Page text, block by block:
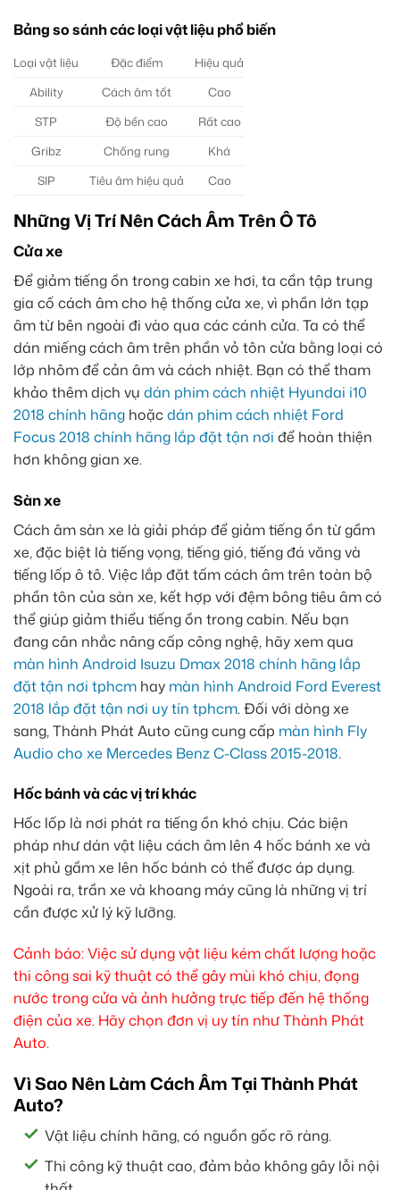
Bảng so sánh các loại vật liệu phổ biến
Loại vật liệu Đặc điểm
Hiệu quả
Ability
Cách âm tốt
Cao
STP
Độ bền cao
Rất cao
Gribz
Chống rung
Khá
SIP
Tiêu âm hiệu quả Cao
Những Vị Trí Nên Cách Âm Trên Ô Tô
Cửa xe
Để giảm tiếng ồn trong cabin xe hơi, ta cần tập trung
gia cố cách âm cho hệ thống cửa xe, vì phần lớn tạp
âm từ bên ngoài đi vào qua các cánh cửa. Ta có thể
dán miếng cách âm trên phần vỏ tôn cửa bằng loại có
lớp nhôm để cản âm và cách nhiệt. Bạn có thể tham
khảo thêm dịch vụ dán phim cách nhiệt Hyundai i10
2018 chính hãng hoặcdán phim cách nhiệt Ford
Focus 2018 chính hãng lắp đặt tận nơi để hoàn thiện
hơn không gian xe.
Sàn xe
Cách âm sàn xe là giải pháp để giảm tiếng ồn từ gầm
xe, đặc biệt là tiếng vọng, tiếng gió, tiếng đá văng và
tiếng lốp ô tô. Việc lắp đặt tấm cách âm trên toàn bộ
phần tôn của sàn xe, kết hợp với đệm bông tiêu âm có
thể giúp giảm thiểu tiếng ồn trong cabin. Nếu bạn
đang cân nhắc nâng cấp công nghệ, hãy xem qua
màn hình Android Isuzu Dmax 2018 chính hãng lắp
đặt tận nơi tphcm hay màn hình Android Ford Everest
2018 lắp đặt tận nơi uy tín tphcm. Đối với dòng xe
sang, Thành Phát Auto cũng cung cấp màn hình Fly
Audio cho xe Mercedes Benz C-Class 2015-2018.
Hốc bánh và các vị trí khác
Hốc lốp là nơi phát ra tiếng ồn khó chịu. Các biện
pháp như dán vật liệu cách âm lên 4 hốc bánh xe và
xịt phủ gầm xe lên hốc bánh có thể được áp dụng.
Ngoài ra, trần xe và khoang máy cũng là những vị trí
cần được xử lý kỹ lưỡng.
Cảnh báo: Việc sử dụng vật liệu kém chất lượng hoặc
thi công sai kỹ thuật có thể gây mùi khó chịu, đọng
nước trong cửa và ảnh hưởng trực tiếp đến hệ thống
điện của xe. Hãy chọn đơn vị uy tín như Thành Phát
Auto.
Vì Sao Nên Làm Cách Âm Tại Thành Phát
Auto?
Vật liệu chính hãng, có nguồn gốc rõ ràng.
Thi công kỹ thuật cao, đảm bảo không gây lỗi nội